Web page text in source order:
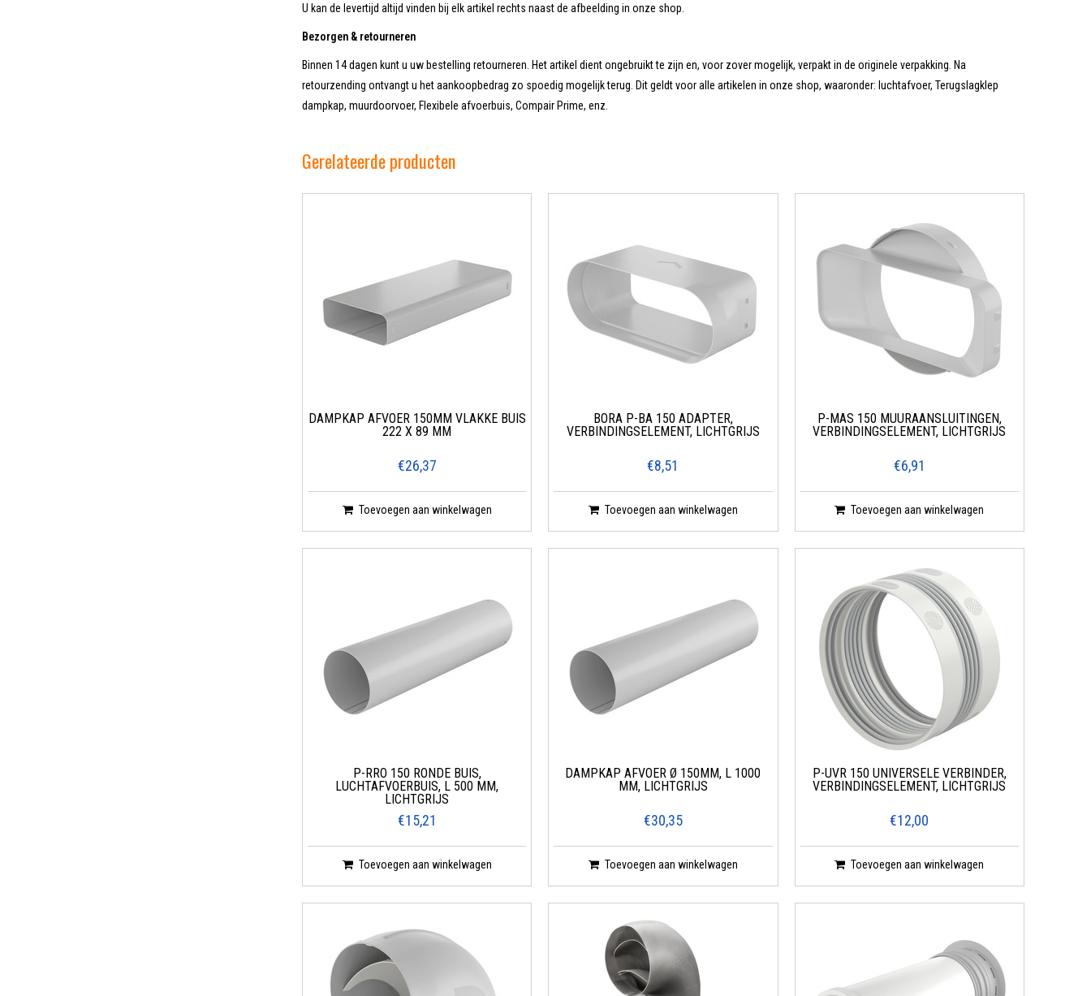
U kan de levertijd altijd vinden bij elk artikel rechts naast de afbeelding in onze shop.
Bezorgen & retourneren
Binnen 14 dagen kunt u uw bestelling retourneren. Het artikel dient ongebruikt te zijn en, voor zover mogelijk, verpakt in de originele verpakking. Na
retourzending ontvangt u het aankoopbedrag zo spoedig mogelijk terug. Dit geldt voor alle artikelen in onze shop, waaronder: luchtafvoer, Terugslagklep
dampkap, muurdoorvoer, Flexibele afvoerbuis, Compair Prime, enz.
Gerelateerde producten
DAMPKAP AFVOER 150MM VLAKKE BUIS
222 X 89 MM
€26,37
Toevoegen aan winkelwagen
BORA P-BA 150 ADAPTER,
VERBINDINGSELEMENT, LICHTGRIJS
€8,51
Toevoegen aan winkelwagen
P-MAS 150 MUURAANSLUITINGEN,
VERBINDINGSELEMENT, LICHTGRIJS
€6,91
Toevoegen aan winkelwagen
P-RRO 150 RONDE BUIS,
LUCHTAFVOERBUIS, L 500 MM,
LICHTGRIJS
€15,21
Toevoegen aan winkelwagen
DAMPKAP AFVOER Ø 150MM, L 1000
MM, LICHTGRIJS
€30,35
Toevoegen aan winkelwagen
P-UVR 150 UNIVERSELE VERBINDER,
VERBINDINGSELEMENT, LICHTGRIJS
€12,00
Toevoegen aan winkelwagen